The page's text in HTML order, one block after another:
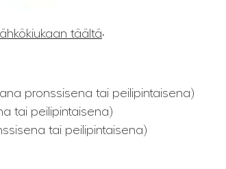
täältä.
pronssisena tai peilipintaisena)
tai peilipintaisena)
tai peilipintaisena)